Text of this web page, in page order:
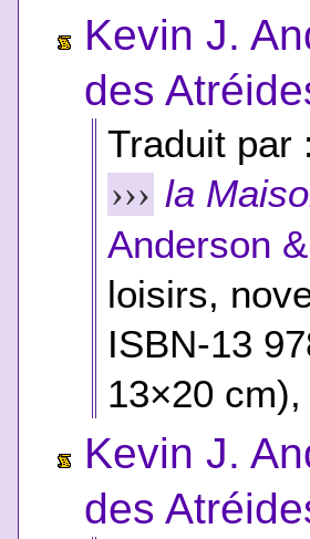
Kevin J.
des
Traduit par :
››› la
Anderson
loisirs,
ISBN-13
13×20
Kevin J.
des